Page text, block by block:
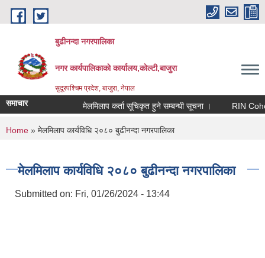
Skip to main content
बुढीनन्दा नगरपालिका
नगर कार्यपालिकाकाे कार्यालय,काेल्टी,बाजुरा
सुदूरपश्चिम प्रदेश, बाजुरा, नेपाल
समाचार मेलमिलाप कर्ता सूचिकृत हुने सम्बन्धी सूचना । RIN Cohor
You are here
Home » मेलमिलाप कार्यविधि २०८० बुढीनन्दा नगरपालिका
मेलमिलाप कार्यविधि २०८० बुढीनन्दा नगरपालिका
Submitted on: Fri, 01/26/2024 - 13:44